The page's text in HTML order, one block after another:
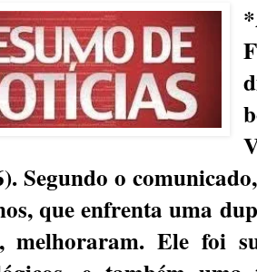
Segundo o
que enfrenta uma
melhoraram. Ele foi